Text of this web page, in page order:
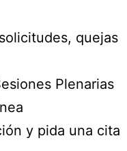
quejas
Plenarias
y pida una cita